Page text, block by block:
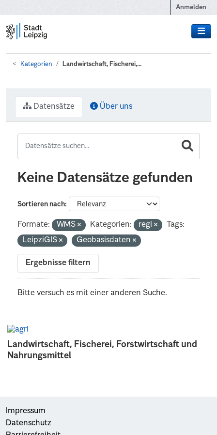
Anmelden
Kategorien Landwirtschaft, Fischerei,...
Landwirtschaft, Fischerei, Forstwirtschaft und
Nahrungsmittel
Datensätze Über uns
Keine Datensätze gefunden
Sortieren nach
Formate: WMS Kategorien: regi
Tags:
LeipziGIS
Geobasisdaten
Ergebnisse filtern
Bitte versuch es mit einer anderen Suche.
Impressum
Datenschutz